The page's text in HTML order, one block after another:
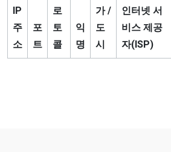
IP
주
소
포
트
로
토
콜
익
명
가 /
도
시
인터넷 서
비스 제공
자(ISP)